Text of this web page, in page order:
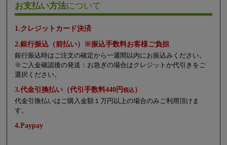
お支払い方法について
1.クレジットカード決済
2.銀行振込（前払い）※振込手数料お客様ご負担
銀行振込時はご注文の確定から一週間以内にお振込みください。
※ご入金確認後の発送：お急ぎの場合はクレジットか代引きをご
選択ください。
3.代金引換払い（代引手数料440円税込）
代金引換払いはご購入金額１万円以上の場合のみご利用頂けま
す。
4.Paypay